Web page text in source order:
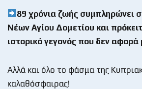
89 χρόνια ζωής συμπληρώνει
Νέων Αγίου Δομετίου και
ιστορικό γεγονός που δεν
Αλλά και όλο το φάσμα της
καλαθόσφαιρας!